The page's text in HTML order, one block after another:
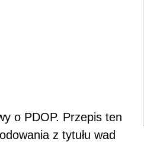
o PDOP. Przepis ten
z tytułu wad